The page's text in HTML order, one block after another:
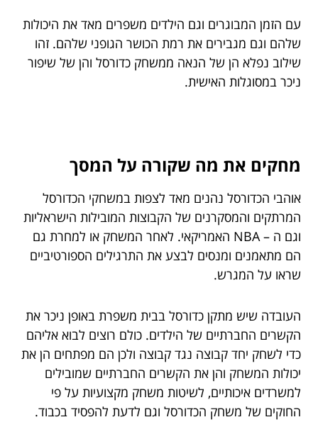
עם הזמן המבוגרים וגם הילדים משפרים מאד את היכולות
שלהם וגם מגבירים את רמת הכושר הגופני שלהם. זהו
שילוב נפלא הן של הנאה ממשחק כדורסל והן של שיפור
ניכר במסוגלות האישית.
מחקים את מה שקורה על המסך
אוהבי הכדורסל נהנים מאד לצפות במשחקי הכדורסל
המרתקים והמסקרנים של הקבוצות המובילות הישראליות
וגם ה – NBA האמריקאי. לאחר המשחק או למחרת גם
הם מתאמנים ומנסים לבצע את התרגילים הספורטיביים
שראו על המגרש.
העובדה שיש מתקן כדורסל בבית משפרת באופן ניכר את
הקשרים החברתיים של הילדים. כולם רוצים לבוא אליהם
כדי לשחק יחד קבוצה נגד קבוצה ולכן הם מפתחים הן את
יכולות המשחק והן את הקשרים החברתיים שמובילים
למשרדים איכותיים, לשיטות משחק מקצועיות על פי
החוקים של משחק הכדורסל וגם לדעת להפסיד בכבוד.